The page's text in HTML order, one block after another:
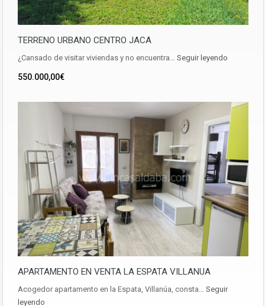
TERRENO URBANO CENTRO JACA
¿Cansado de visitar viviendas y no encuentra… Seguir leyendo
550.000,00€
APARTAMENTO EN VENTA LA ESPATA VILLANUA
Acogedor apartamento en la Espata, Villanúa, consta… Seguir
leyendo